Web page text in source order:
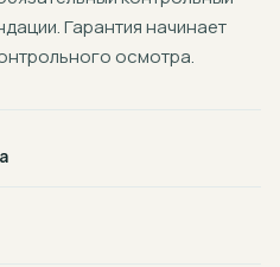
Гарантия начинает
осмотра.